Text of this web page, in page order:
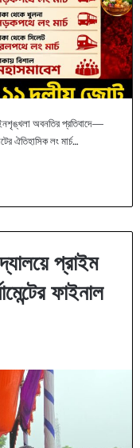
অবনতির প্রতিবাদে—
ঐতিহাসিক লং মার্চ…
প্রাইম
ফাইনাল